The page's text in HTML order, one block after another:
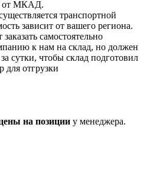
от МКАД.
транспортной
зависит от вашего региона.
самостоятельно
к нам на склад, но должен
сутки, чтобы склад подготовил
для отгрузки
на позиции у менеджера.